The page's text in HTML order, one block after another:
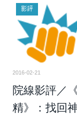
影評
2016-02-21
院線影評／
精》：找回